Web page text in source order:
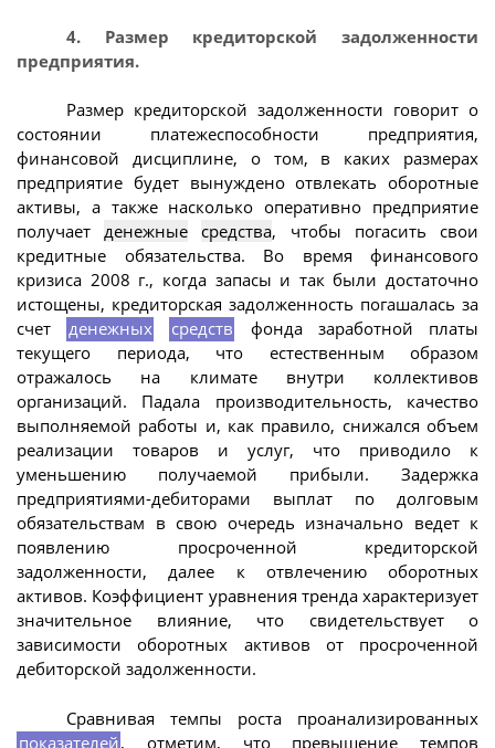
4. Размер кредиторской задолженности
предприятия.
Размер кредиторской задолженности говорит о
состоянии платежеспособности предприятия,
финансовой дисциплине, о том, в каких размерах
предприятие будет вынуждено отвлекать оборотные
активы, а также насколько оперативно предприятие
получаетденежные средства, чтобы погасить свои
кредитные обязательства. Во время финансового
кризиса 2008 г., когда запасы и так были достаточно
истощены, кредиторская задолженность погашалась за
счет денежных средств
фонда заработной платы
текущего периода, что естественным образом
отражалось на климате внутри коллективов
организаций. Падала производительность, качество
выполняемой работы и, как правило, снижался объем
реализации товаров и услуг, что приводило к
уменьшению получаемой прибыли. Задержка
предприятиями-дебиторами выплат по долговым
обязательствам в свою очередь изначально ведет к
появлению просроченной кредиторской
задолженности, далее к отвлечению оборотных
активов. Коэффициент уравнения тренда характеризует
значительное влияние, что свидетельствует о
зависимости оборотных активов от просроченной
дебиторской задолженности.
Сравнивая темпы роста проанализированных
показателей, отметим, что превышение темпов